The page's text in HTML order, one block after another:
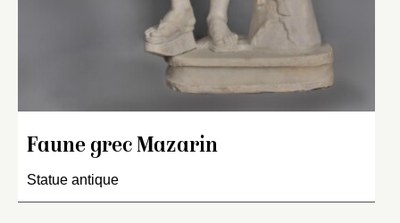
Faune grec Mazarin
Statue antique